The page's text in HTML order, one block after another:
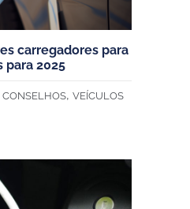
carregadores para
2025
CONSELHOS, VEÍCULOS